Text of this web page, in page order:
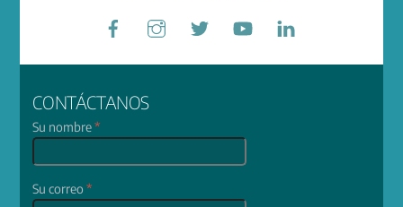
Facebook
CONTÁCTANOS
Su nombre*
Su correo*